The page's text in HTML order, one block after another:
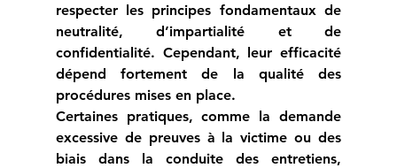
respecter les principes fondamentaux de
neutralité, d’impartialité et de
confidentialité. Cependant, leur efficacité
dépend fortement de la qualité des
procédures mises en place.
Certaines pratiques, comme la demande
excessive de preuves à la victime ou des
biais dans la conduite des entretiens,